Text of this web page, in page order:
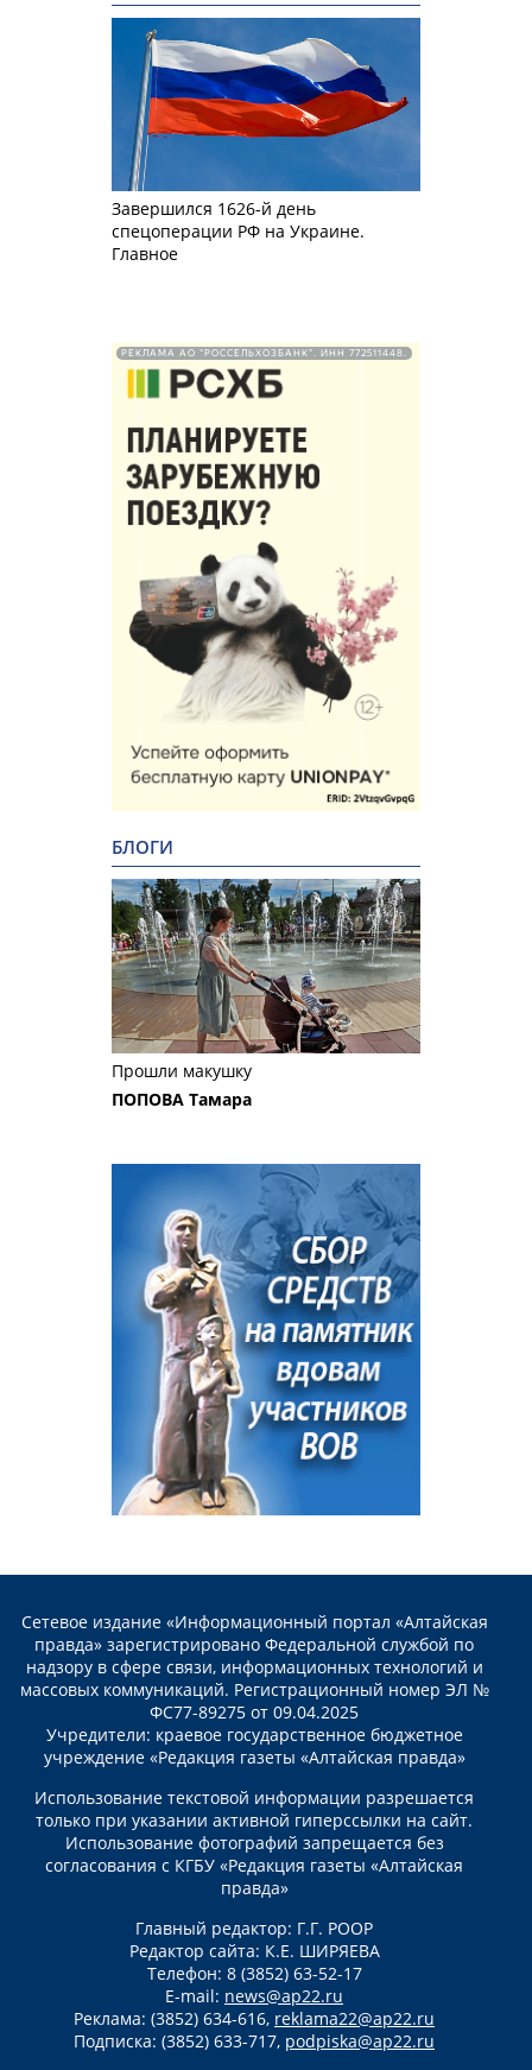
Завершился 1626-й день
спецоперации РФ на Украине.
Главное
РЕКЛАМА АО "РОССЕЛЬХОЗБАНК". ИНН 772511448.
БЛОГИ
Прошли макушку
ПОПОВА Тамара
Сетевое издание «Информационный портал «Алтайская
правда» зарегистрировано Федеральной службой по
надзору в сфере связи, информационных технологий и
массовых коммуникаций. Регистрационный номер ЭЛ №
ФС77-89275 от 09.04.2025
Учредители: краевое государственное бюджетное
учреждение «Редакция газеты «Алтайская правда»
Использование текстовой информации разрешается
только при указании активной гиперссылки на сайт.
Использование фотографий запрещается без
согласования с КГБУ «Редакция газеты «Алтайская
правда»
Главный редактор: Г.Г. РООР
Редактор сайта: К.Е. ШИРЯЕВА
Телефон: 8 (3852) 63-52-17
E-mail: news@ap22.ru
Реклама: (3852) 634-616, reklama22@ap22.ru
Подписка: (3852) 633-717, podpiska@ap22.ru